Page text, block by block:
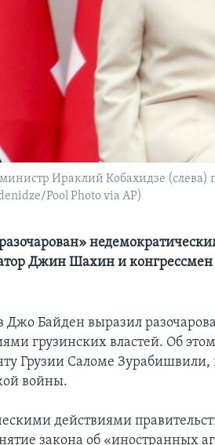
Ираклий Кобахидзе (слева)
Pool Photo via AP)
Джин Шахин и
Байден выразил
грузинских властей. Об
Грузии Саломе Зурабишвили,
войны.
действиями
закона об «иностранных